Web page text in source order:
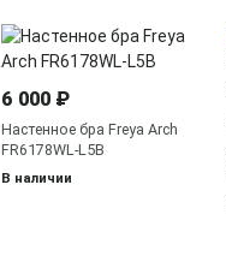
6 000 ₽
Настенное бра Freya Arch
FR6178WL-L5B
В наличии